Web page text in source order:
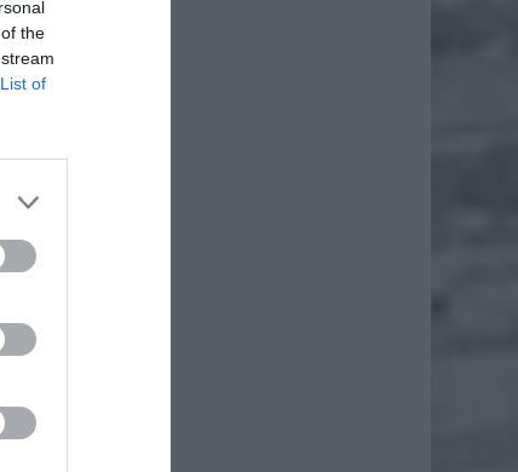
the
List of